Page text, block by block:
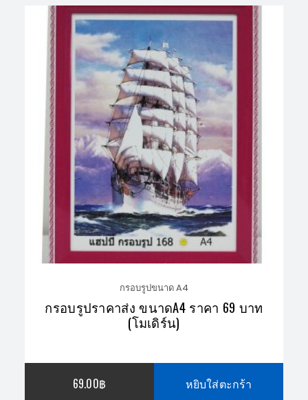
กรอบรูปขนาด A4
กรอบรูปราคาส่ง ขนาดA4 ราคา 69 บาท
(โมเดิร์น)
69.00฿ หยิบใส่ตะกร้า